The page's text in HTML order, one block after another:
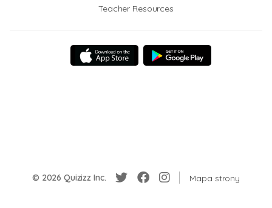
Teacher Resources
© 2026 Quizizz Inc. Mapa strony